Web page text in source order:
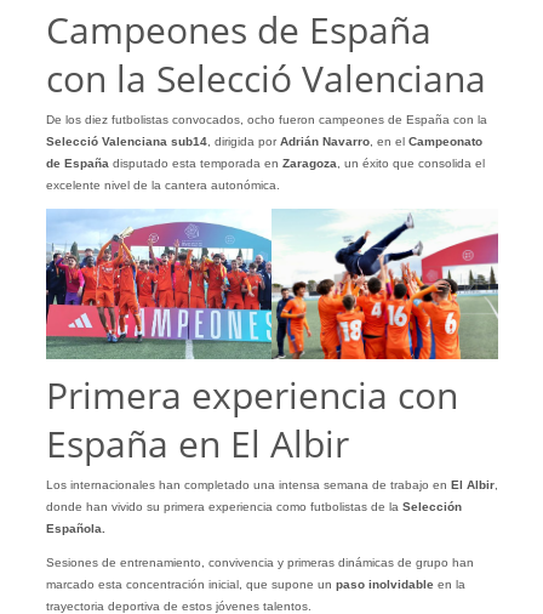
Campeones de España
con la Selecció Valenciana
De los diez futbolistas convocados, ocho fueron campeones de España con la
Selecció Valenciana sub14, dirigida porAdrián Navarro, en el Campeonato
de España disputado esta temporada en Zaragoza , un éxito que consolida el
excelente nivel de la cantera autonómica.
Primera experiencia con
España en El Albir
Los internacionales han completado una intensa semana de trabajo en El Albir,
donde han vivido su primera experiencia como futbolistas de la Selección
Española.
Sesiones de entrenamiento, convivencia y primeras dinámicas de grupo han
marcado esta concentración inicial, que supone un paso inolvidableen la
trayectoria deportiva de estos jóvenes talentos.